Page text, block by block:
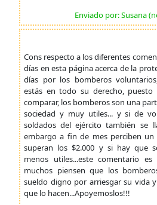
Enviado por: Susana
Cons respecto a los diferentes
días en esta página acerca de la
días por los bomberos
estás en todo su derecho,
comparar, los bomberos son una
sociedad y muy utiles... y si de
soldados del ejército también se
embargo a fin de mes perciben un
superan los $2.000 y si hay que
menos utiles...este comentario
muchos piensen que los
sueldo digno por arriesgar su vida
que lo hacen...Apoyemoslos!!!